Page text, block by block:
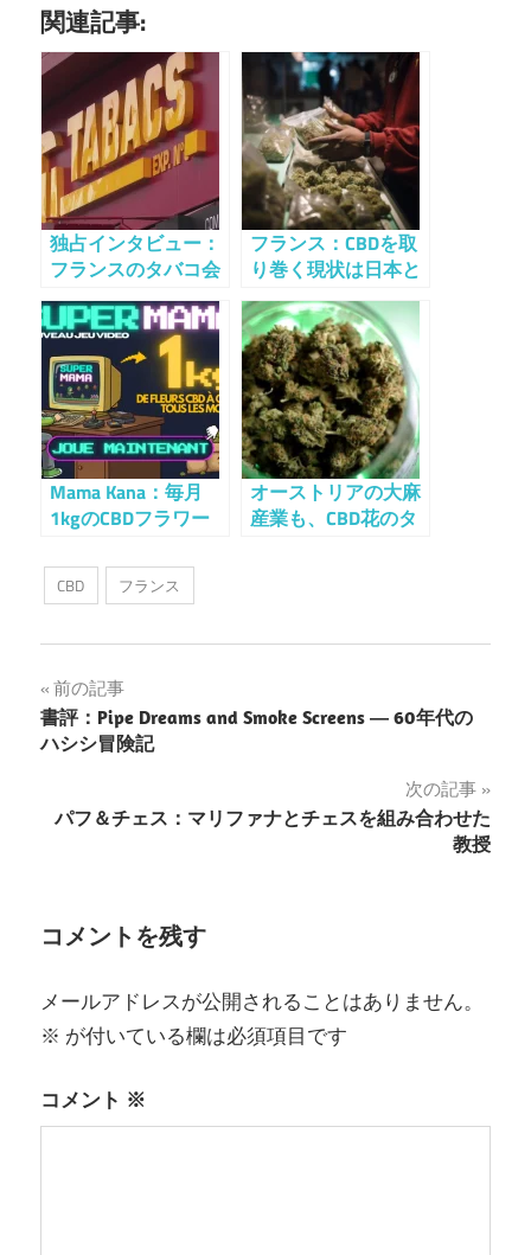
関連記事:
独占インタビュー：
フランスのタバコ会
社はCBDに課税した
いのか？
フランス：CBDを取
り巻く現状は日本と
似ている
Mama Kana：毎月
1kgのCBDフラワー
ーム「スーパー・マ
マ」を発売 （フラン
オーストリアの大麻
産業も、CBD花のタ
CBD フランス
投
稿
ビ
ー
ョ
前の記事
書評：Pipe Dreams and Smoke Screens ― 60年代の
ハシシ冒険記
次の記事
パフ＆チェス：マリファナとチェスを組み合わせた
教授
コメントを残す
メールアドレスが公開されることはありません。
※ が付いている欄は必須項目です
コメント ※